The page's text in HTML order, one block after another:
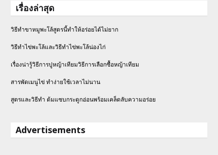
เรื่องล่าสุด
วิธีทำขาหมูพะโล้สูตรนี้ทำให้อร่อยได้ไม่ยาก
วิธีทําไข่พะโล้และวิธีทำไข่พะโล้น่องไก่
เรื่องน่ารู้วิธีการปูหญ้าเทียมวิธีการเลือกซื้อหญ้าเทียม
สารพัดเมนูไข่ ทำง่ายใช้เวลาไม่นาน
สูตรและวิธีทำ ต้มแซบกระดูกอ่อนพร้อมเคล็ดลับความอร่อย
Advertisements